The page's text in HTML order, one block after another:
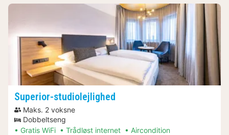
Superior-studiolejlighed
Maks. 2 voksne
Dobbeltseng
Gratis WiFi
Trådløst internet Aircondition